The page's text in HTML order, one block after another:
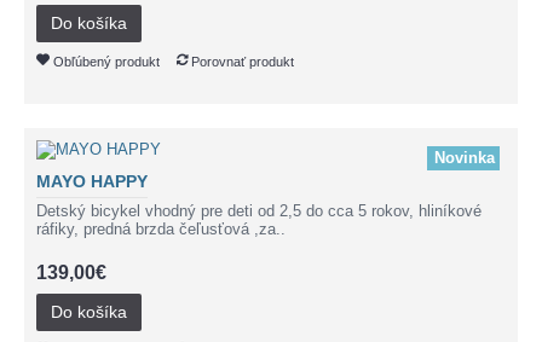
Do košíka
Obľúbený produkt Porovnať produkt
Novinka
MAYO HAPPY
Detský bicykel vhodný pre deti od 2,5 do cca 5 rokov, hliníkové
ráfiky, predná brzda čeľusťová ,za..
139,00€
Do košíka